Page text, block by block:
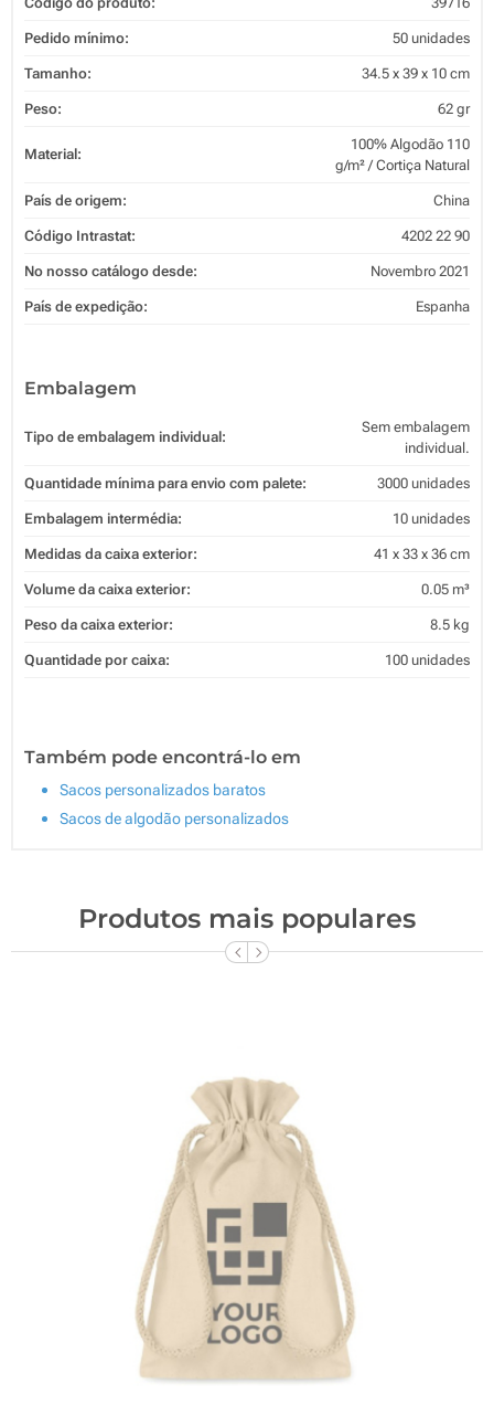
Pedido mínimo: 50 unidades
Tamanho: 34.5 x 39 x 10 cm
Peso: 62 gr
Material:
100% Algodão 110
g/m² / Cortiça Natural
País de origem: China
Código Intrastat: 4202 22 90
No nosso catálogo desde: Novembro 2021
País de expedição: Espanha
Embalagem
Tipo de embalagem individual:
Sem embalagem
individual.
Quantidade mínima para envio com palete: 3000 unidades
Embalagem intermédia: 10 unidades
Medidas da caixa exterior: 41 x 33 x 36 cm
Volume da caixa exterior: 0.05 m³
Peso da caixa exterior: 8.5 kg
Quantidade por caixa: 100 unidades
Também pode encontrá-lo em
Sacos personalizados baratos
Sacos de algodão personalizados
Produtos mais populares